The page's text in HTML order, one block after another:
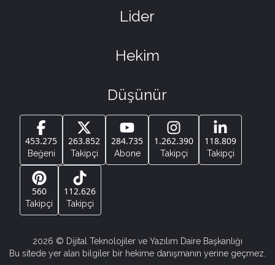
Lider
Hekim
Düşünür
453.275
Beğeni
263.852
Takipçi
284.735
Abone
1.262.390
Takipçi
118.809
Takipçi
560
Takipçi
112.626
Takipçi
2026 © Dijital Teknolojiler ve Yazılım Daire Başkanlığı
Bu sitede yer alan bilgiler bir hekime danışmanın yerine geçmez.